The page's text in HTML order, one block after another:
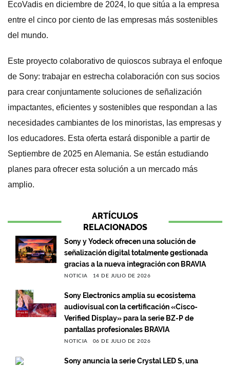
EcoVadis en diciembre de 2024, lo que sitúa a la empresa
entre el cinco por ciento de las empresas más sostenibles
del mundo.
Este proyecto colaborativo de quioscos subraya el enfoque
de Sony: trabajar en estrecha colaboración con sus socios
para crear conjuntamente soluciones de señalización
impactantes, eficientes y sostenibles que respondan a las
necesidades cambiantes de los minoristas, las empresas y
los educadores. Esta oferta estará disponible a partir de
Septiembre de 2025 en Alemania. Se están estudiando
planes para ofrecer esta solución a un mercado más
amplio.
ARTÍCULOS
RELACIONADOS
Sony y Yodeck ofrecen una solución de
señalización digital totalmente gestionada
gracias a la nueva integración con BRAVIA
NOTICIA 14 DE JULIO DE 2026
Sony Electronics amplía su ecosistema
audiovisual con la certificación «Cisco-
Verified Display» para la serie BZ-P de
pantallas profesionales BRAVIA
NOTICIA 06 DE JULIO DE 2026
Sony anuncia la serie Crystal LED S, una